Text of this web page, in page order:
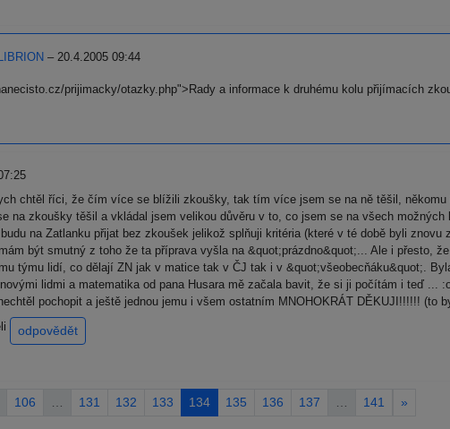
– 20.4.2005 09:44
prijimacky/otazky.php">Rady a informace k druhému kolu přijímacích
chtěl říci, že čím více se blížili zkoušky, tak tím více jsem se na ně těšil,
na zkoušky těšil a vkládal jsem velikou důvěru v to, co jsem se na všech
na Zatlanku přijat bez zkoušek jelikož splňuji kritéria (které v té době byli
být smutný z toho že ta příprava vyšla na &quot;prázdno&quot;... Ale i přesto,
týmu lidí, co dělají ZN jak v matice tak v ČJ tak i v &quot;všeobecňáku&quot;.
lidmi a matematika od pana Husara mě začala bavit, že si ji počítám i teď ...
pochopit a ještě jednou jemu i všem ostatním MNOHOKRÁT DĚKUJI!!!!!! (to
odpovědět
106 131 132 133 134 135 136 137 141 »